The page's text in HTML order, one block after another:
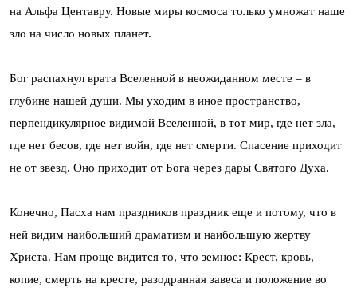
на Альфа Центавру. Новые миры космоса только умножат наше
зло на число новых планет.
Бог распахнул врата Вселенной в неожиданном месте – в
глубине нашей души. Мы уходим в иное пространство,
перпендикулярное видимой Вселенной, в тот мир, где нет зла,
где нет бесов, где нет войн, где нет смерти. Спасение приходит
не от звезд. Оно приходит от Бога через дары Святого Духа.
Конечно, Пасха нам праздников праздник еще и потому, что в
ней видим наибольший драматизм и наибольшую жертву
Христа. Нам проще видится то, что земное: Крест, кровь,
копие, смерть на кресте, разодранная завеса и положение во